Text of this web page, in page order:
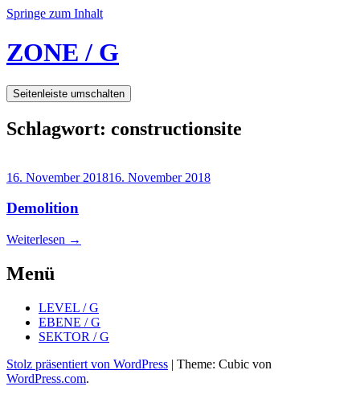
Springe zum Inhalt
ZONE / G
Seitenleiste umschalten
Schlagwort: constructionsite
16. November 201816. November 2018
Demolition
Weiterlesen →
Menü
LEVEL / G
EBENE / G
SEKTOR / G
Stolz präsentiert von WordPress | Theme: Cubic von
WordPress.com.